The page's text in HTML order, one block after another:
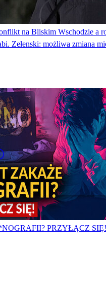
na Bliskim Wschodzie a
Zełenski: możliwa zmiana
PRZYŁĄCZ SIĘ!